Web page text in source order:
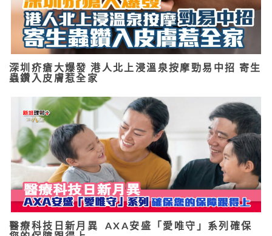
深圳疥瘡大爆發 港人北上浸溫泉按摩勁易中招 寄生
蟲鑽入皮膚惹全家
醫療科技日新月異 AXA安盛「愛唯守」系列確保